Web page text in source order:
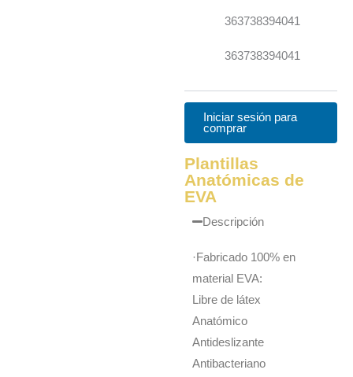
363738394041
363738394041
Iniciar sesión para
comprar
Plantillas
Anatómicas de
EVA
Descripción
·Fabricado 100% en
material EVA:
Libre de látex
Anatómico
Antideslizante
Antibacteriano